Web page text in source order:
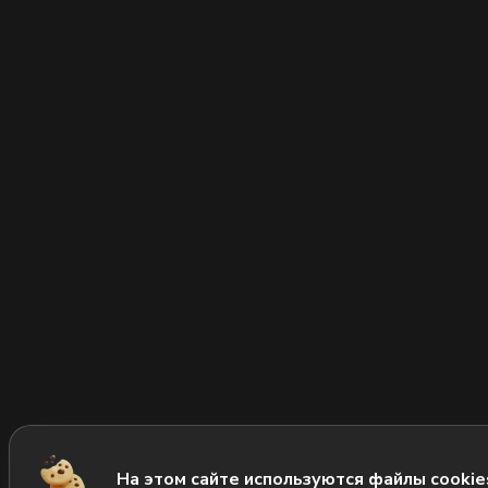
На этом сайте используются файлы